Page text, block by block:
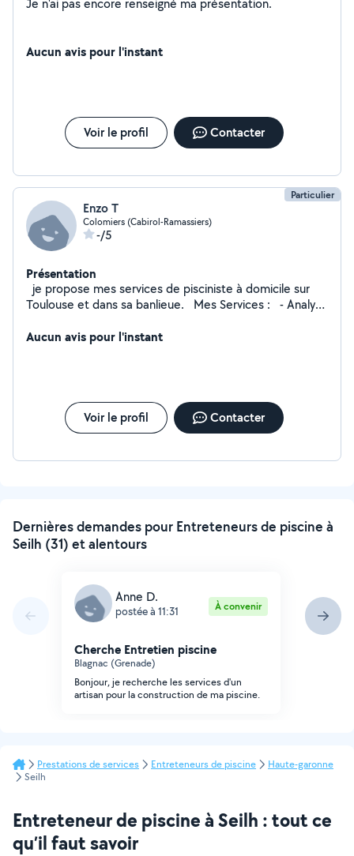
Je n'ai pas encore renseigné ma présentation.
Aucun avis pour l'instant
Voir le profil Contacter
Particulier
Enzo T
Colomiers (Cabirol-Ramassiers)
-/5
Présentation
je propose mes services de pisciniste à domicile sur
Toulouse et dans sa banlieue. Mes Services : - Analyse
paramètres chimiques (test du Ph, chlore, sel,
d'entretien adaptés à vos besoins. - Réglage de la
chimie : Ajustement précis des produits chimiques. -
Maintenance du local technique : Entretien et
(lavage/rinçage du filtre, nettoyage des cartouches,
Aucun avis pour l'instant
Voir le profil Contacter
Dernières demandes pour Entreteneurs de piscine à
Seilh (31) et alentours
Anne D.
postée à 11:31 À convenir
Cherche Entretien piscine
Blagnac (Grenade)
Bonjour, je recherche les services d'un
artisan pour la construction de ma piscine.
Prestations de services Entreteneurs de piscine
Haute-garonne
Seilh
Entreteneur de piscine à Seilh : tout ce
qu’il faut savoir